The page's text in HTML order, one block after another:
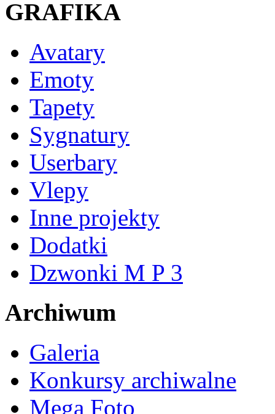
GRAFIKA
Avatary
Emoty
Tapety
Sygnatury
Userbary
Vlepy
Inne projekty
Dodatki
Dzwonki M P 3
Archiwum
Galeria
Konkursy archiwalne
Mega Foto